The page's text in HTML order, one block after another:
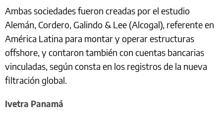
Ambas sociedades fueron creadas por el estudio
Alemán, Cordero, Galindo & Lee (Alcogal), referente en
América Latina para montar y operar estructuras
offshore, y contaron también con cuentas bancarias
vinculadas, según consta en los registros de la nueva
filtración global.
Ivetra Panamá